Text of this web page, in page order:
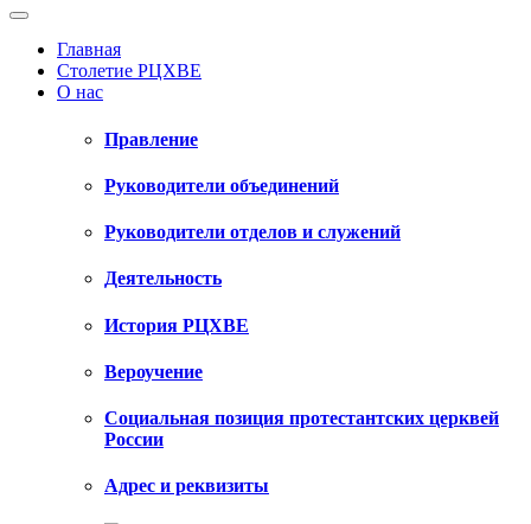
Главная
Столетие РЦХВЕ
О нас
Правление
Руководители объединений
Руководители отделов и служений
Деятельность
История РЦХВЕ
Вероучение
Социальная позиция протестантских церквей
России
Адрес и реквизиты